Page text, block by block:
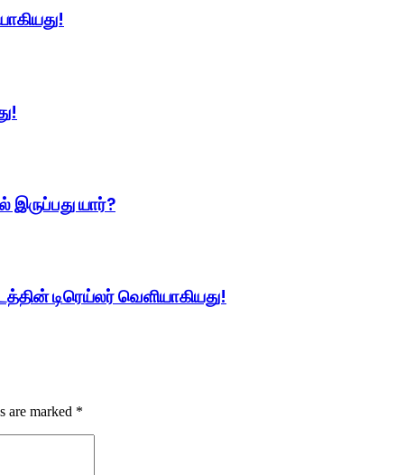
இருப்பது யார்?
டிரெய்லர் வெளியாகியது!
are marked *